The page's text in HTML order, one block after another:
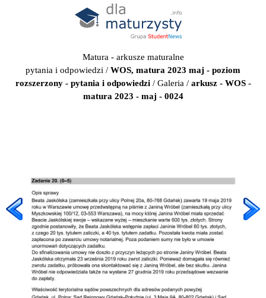
Matura - arkusze maturalne
pytania i odpowiedzi / WOS, matura 2023 maj - poziom
rozszerzony - pytania i odpowiedzi/ Galeria / arkusz - WOS -
matura 2023 - maj - 0024